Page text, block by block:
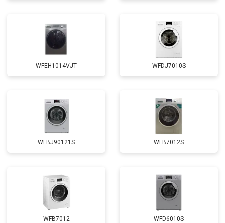
Замена подшипников от 2800 ₽ Заказать
Замена мотора от 3800 ₽ Заказать
от 2200 ₽ Заказать
Замена ТЭН от 2300 ₽ Заказать
Замена блока управления от 3600 ₽ Заказать
Замена прессостата от 3350 ₽ Заказать
Замена сливного насоса от 3450 ₽
Замена сливного шланга от 2100 ₽ Заказать
WFEH1014VJT WFDJ7010S
WFBJ90121S WFB7012S
WFB7012 WFD6010S